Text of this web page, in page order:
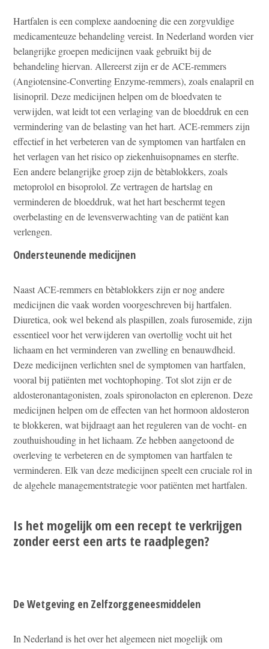
Hartfalen is een complexe aandoening die een zorgvuldige
medicamenteuze behandeling vereist. In Nederland worden vier
belangrijke groepen medicijnen vaak gebruikt bij de
behandeling hiervan. Allereerst zijn er de ACE-remmers
(Angiotensine-Converting Enzyme-remmers), zoals enalapril en
lisinopril. Deze medicijnen helpen om de bloedvaten te
verwijden, wat leidt tot een verlaging van de bloeddruk en een
vermindering van de belasting van het hart. ACE-remmers zijn
effectief in het verbeteren van de symptomen van hartfalen en
het verlagen van het risico op ziekenhuisopnames en sterfte.
Een andere belangrijke groep zijn de bètablokkers, zoals
metoprolol en bisoprolol. Ze vertragen de hartslag en
verminderen de bloeddruk, wat het hart beschermt tegen
overbelasting en de levensverwachting van de patiënt kan
verlengen.
Ondersteunende medicijnen
Naast ACE-remmers en bètablokkers zijn er nog andere
medicijnen die vaak worden voorgeschreven bij hartfalen.
Diuretica, ook wel bekend als plaspillen, zoals furosemide, zijn
essentieel voor het verwijderen van overtollig vocht uit het
lichaam en het verminderen van zwelling en benauwdheid.
Deze medicijnen verlichten snel de symptomen van hartfalen,
vooral bij patiënten met vochtophoping. Tot slot zijn er de
aldosteronantagonisten, zoals spironolacton en eplerenon. Deze
medicijnen helpen om de effecten van het hormoon aldosteron
te blokkeren, wat bijdraagt aan het reguleren van de vocht- en
zouthuishouding in het lichaam. Ze hebben aangetoond de
overleving te verbeteren en de symptomen van hartfalen te
verminderen. Elk van deze medicijnen speelt een cruciale rol in
de algehele managementstrategie voor patiënten met hartfalen.
Is het mogelijk om een recept te verkrijgen
zonder eerst een arts te raadplegen?
De Wetgeving en Zelfzorggeneesmiddelen
In Nederland is het over het algemeen niet mogelijk om